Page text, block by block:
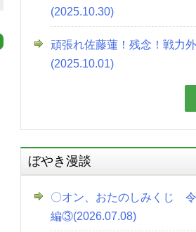
(2025.10.30)
頑張れ佐藤蓮！残念！戦力
(2025.10.01)
ぼやき漫談
〇オン、おたのしみくじ
編③(2026.07.08)